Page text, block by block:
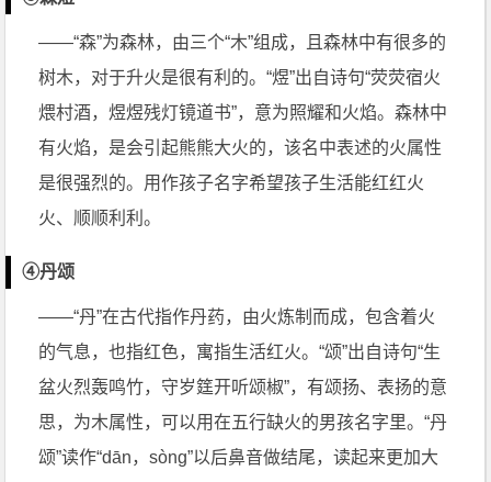
——“森”为森林，由三个“木”组成，且森林中有很多的
树木，对于升火是很有利的。“煜”出自诗句“荧荧宿火
煨村酒，煜煜残灯镜道书”，意为照耀和火焰。森林中
有火焰，是会引起熊熊大火的，该名中表述的火属性
是很强烈的。用作孩子名字希望孩子生活能红红火
火、顺顺利利。
④丹颂
——“丹”在古代指作丹药，由火炼制而成，包含着火
的气息，也指红色，寓指生活红火。“颂”出自诗句“生
盆火烈轰鸣竹，守岁筳开听颂椒”，有颂扬、表扬的意
思，为木属性，可以用在五行缺火的男孩名字里。“丹
颂”读作“dān，sòng”以后鼻音做结尾，读起来更加大